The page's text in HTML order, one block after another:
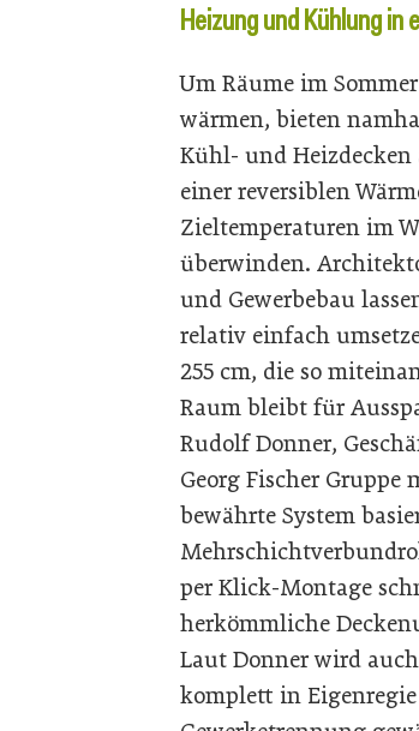
Heizung und Kühlung in
Um Räume im
wärmen, bieten
Kühl- und
einer reversiblen
Zieltemperaturen im
überwinden.
und Gewerbebau
relativ einfach
255 cm, die so
Raum bleibt für
Rudolf Donner,
Georg Fischer
bewährte System
per Klick-Montage
herkömmliche
Laut Donner wird
komplett in